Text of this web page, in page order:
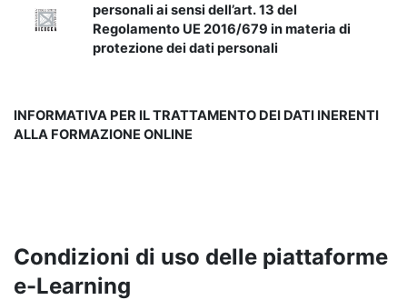
personali ai sensi dell’art. 13 del
Regolamento UE 2016/679 in materia di
protezione dei dati personali
INFORMATIVA PER IL TRATTAMENTO DEI DATI INERENTI
ALLA FORMAZIONE ONLINE
Condizioni di uso delle piattaforme
e-Learning